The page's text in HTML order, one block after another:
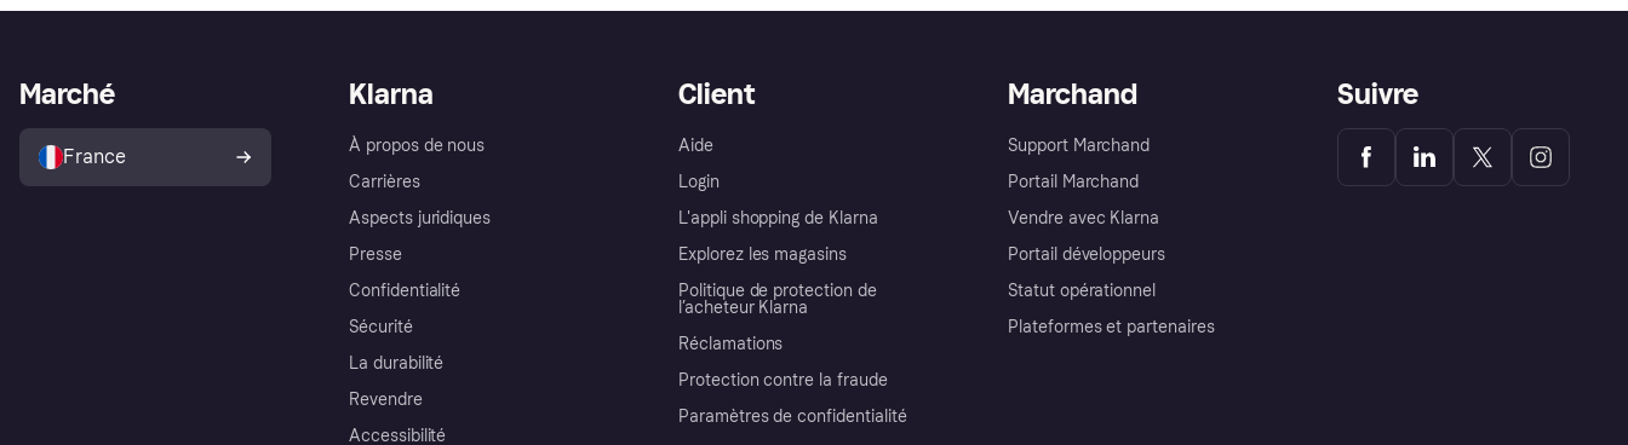
Klarna
À propos de nous
Carrières
Aspects juridiques
Presse
Confidentialité
Sécurité
La durabilité
Revendre
Accessibilité
Client
Aide
Login
L'appli shopping de Klarna
Explorez les magasins
Politique de protection de
l’acheteur Klarna
Réclamations
Protection contre la fraude
Paramètres de confidentialité
Marchand
Support Marchand
Portail Marchand
Vendre avec Klarna
Portail développeurs
Statut opérationnel
Plateformes et partenaires
Marché
France
Suivre